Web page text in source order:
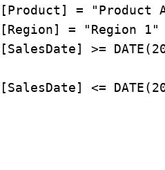
= "Product
= "Region 1"
>=
<=